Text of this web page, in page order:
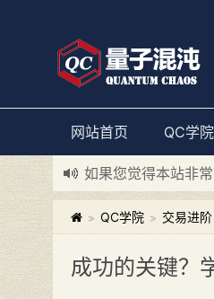
网站首页 QC学院
如果您觉得本站非
新添加量子混沌系
> QC学院 > 交易进阶
成功的关键？